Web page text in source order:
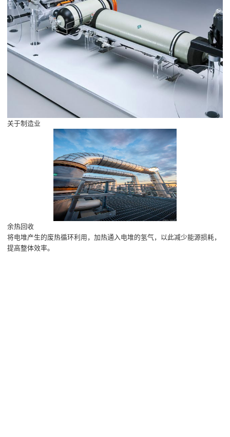
关于制造业
余热回收
将电堆产生的废热循环利用，加热通入电堆的氢气，以此减少能源损耗，
提高整体效率。